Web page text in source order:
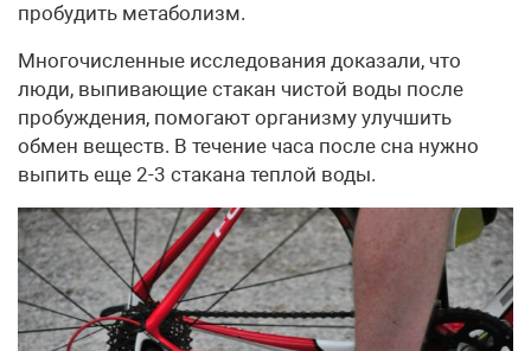
пробудить метаболизм.
Многочисленные исследования доказали, что
люди, выпивающие стакан чистой воды после
пробуждения, помогают организму улучшить
обмен веществ. В течение часа после сна нужно
выпить еще 2-3 стакана теплой воды.